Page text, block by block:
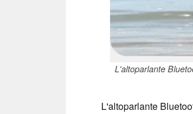
L'altoparlante
L'altoparlante